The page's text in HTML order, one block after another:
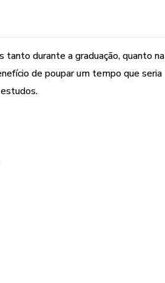
durante a graduação, quanto na
de poupar um tempo que seria